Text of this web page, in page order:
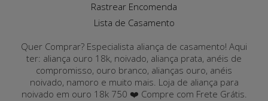
Rastrear Encomenda
Lista de Casamento
Quer Comprar? Especialista aliança de casamento! Aqui
ter: aliança ouro 18k, noivado, aliança prata, anéis de
compromisso, ouro branco, alianças ouro, anéis
noivado, namoro e muito mais. Loja de aliança para
noivado em ouro 18k 750 ❤️ Compre com Frete Grátis.